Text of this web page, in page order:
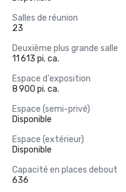
Salles de réunion
23
Deuxième plus grande salle
11 613 pi. ca.
Espace d'exposition
8 900 pi. ca.
Espace (semi-privé)
Disponible
Espace (extérieur)
Disponible
Capacité en places debout
636